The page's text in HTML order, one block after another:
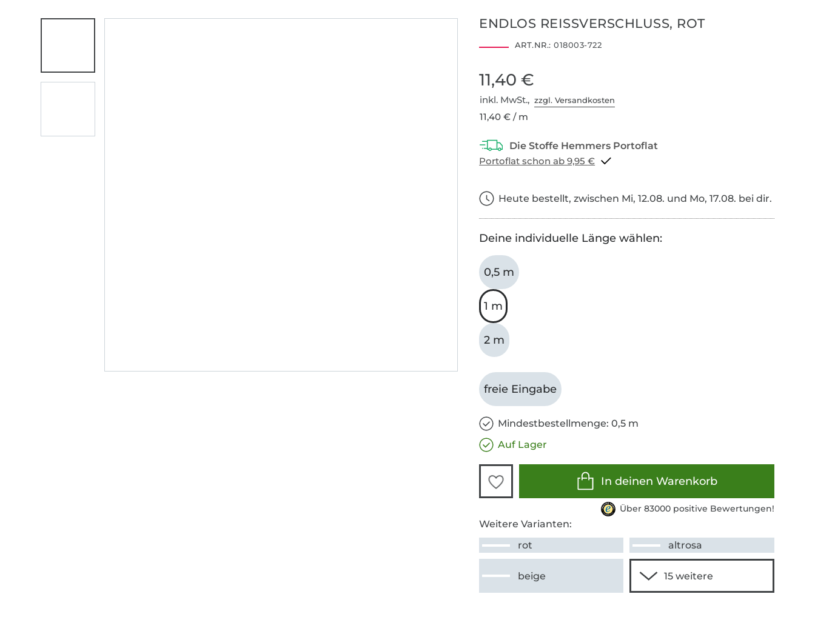
ENDLOS REISSVERSCHLUSS, ROT
ART.NR.: 018003-722
11,40 €
inkl. MwSt.,zzgl. Versandkosten
11,40 € / m
Portoflat schon ab 9,95 €
Heute bestellt, zwischen Mi, 12.08. und Mo, 17.08. bei dir.
Deine individuelle Länge wählen:
0,5 m
1 m
2 m
freie Eingabe
Mindestbestellmenge: 0,5 m
Auf Lager
In deinen Warenkorb
Über 83000 positive Bewertungen!
Weitere Varianten:
rot
altrosa
beige